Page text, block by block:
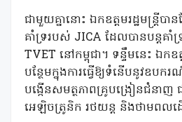
ជាមួយគ្នានោះ ឯកឧត្ដមរដ្ឋមន្ត្រី
គាំទ្ររបស់ JICA ដែលបានបន្តគ
TVET នៅកម្ពុជា។ ទន្ទឹមនេះ ឯកឧ
បន្ថែមក្នុងការធ្វើឱ្យទំនើបនូវឧប
បង្កើនសមត្ថភាពគ្រូបង្រៀនជំនា
អេឡិចត្រូនិក រថយន្ត និងថាមពលដ